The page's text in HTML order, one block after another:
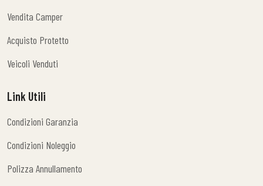
Vendita Camper
Acquisto Protetto
Veicoli Venduti
Link Utili
Condizioni Garanzia
Condizioni Noleggio
Polizza Annullamento